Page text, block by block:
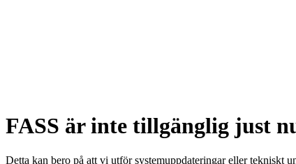
FASS är inte tillgänglig just
Detta kan bero på att vi utför systemuppdateringar eller tekniskt